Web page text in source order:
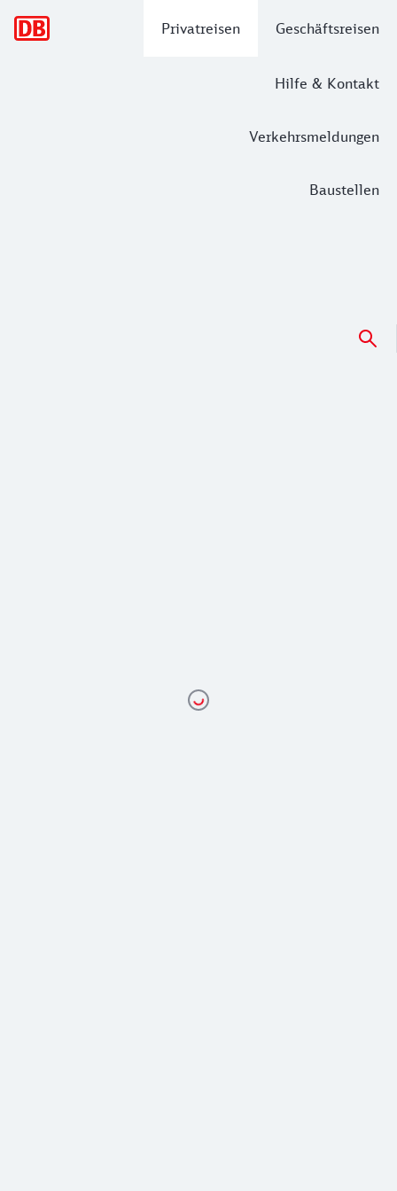
Privatreisen Geschäftsreisen
Hilfe & Kontakt
Verkehrsmeldungen
Baustellen